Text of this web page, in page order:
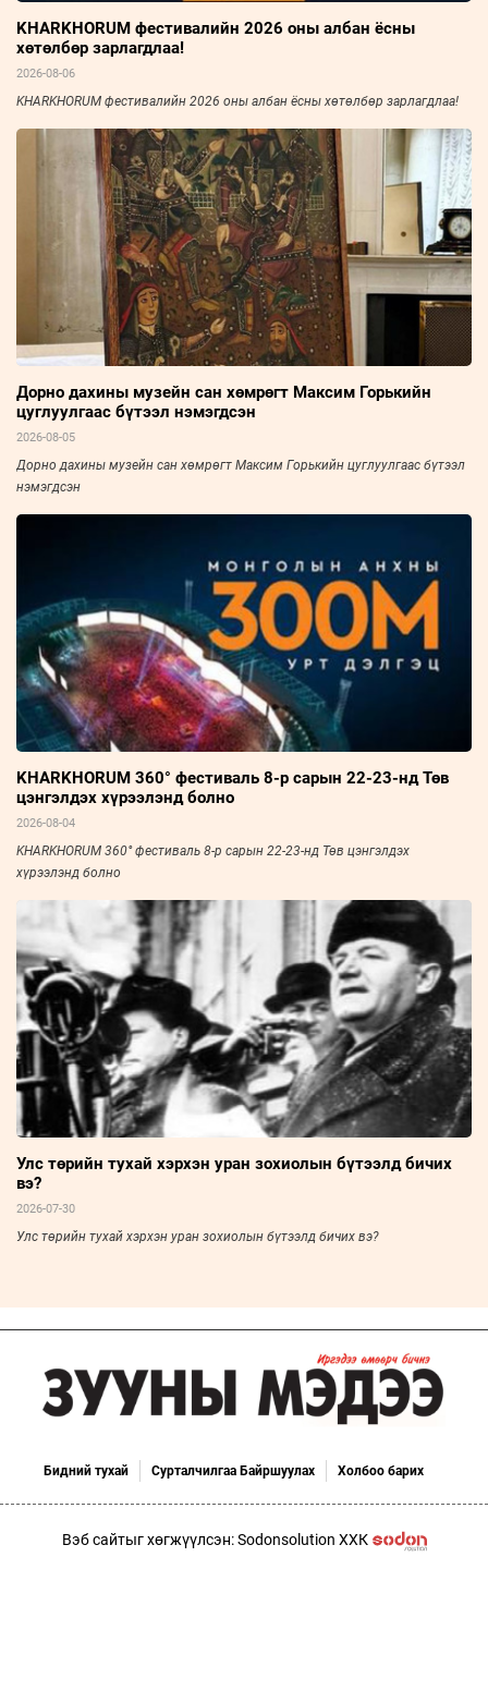
KHARKHORUM фестивалийн 2026 оны албан ёсны
хөтөлбөр зарлагдлаа!
2026-08-06
KHARKHORUM фестивалийн 2026 оны албан ёсны хөтөлбөр зарлагдлаа!
Дорно дахины музейн сан хөмрөгт Максим Горькийн
цуглуулгаас бүтээл нэмэгдсэн
2026-08-05
Дорно дахины музейн сан хөмрөгт Максим Горькийн цуглуулгаас бүтээл
нэмэгдсэн
KHARKHORUM 360° фестиваль 8-р сарын 22-23-нд Төв
цэнгэлдэх хүрээлэнд болно
2026-08-04
KHARKHORUM 360° фестиваль 8-р сарын 22-23-нд Төв цэнгэлдэх
хүрээлэнд болно
Улс төрийн тухай хэрхэн уран зохиолын бүтээлд бичих
вэ?
2026-07-30
Улс төрийн тухай хэрхэн уран зохиолын бүтээлд бичих вэ?
Бидний тухай Сурталчилгаа Байршуулах Холбоо барих
Вэб сайтыг хөгжүүлсэн: Sodonsolution ХХК